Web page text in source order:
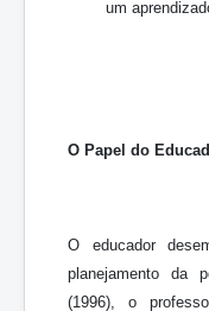
um
O Papel do
O educador
planejamento da
(1996), o